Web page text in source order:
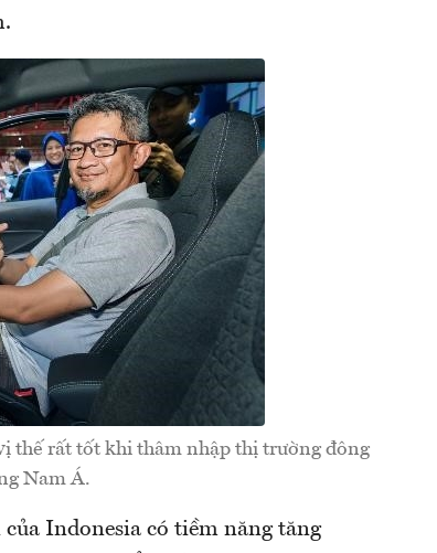
thế rất tốt khi thâm nhập thị trường đông
Nam Á.
Indonesia có tiềm năng tăng